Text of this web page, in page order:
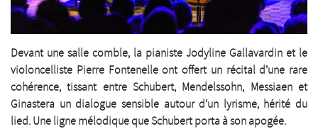
Devant une salle comble, la pianiste Jodyline Gallavardin et le
violoncelliste Pierre Fontenelle ont offert un récital d’une rare
cohérence, tissant entre Schubert, Mendelssohn, Messiaen et
Ginastera un dialogue sensible autour d’un lyrisme, hérité du
lied. Une ligne mélodique que Schubert porta à son apogée.